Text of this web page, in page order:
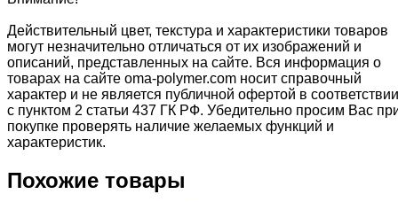
Действительный цвет, текстура и характеристики товаров
могут незначительно отличаться от их изображений и
описаний, представленных на сайте. Вся информация о
товарах на сайте oma-polymer.com носит справочный
характер и не является публичной офертой в соответствии
с пунктом 2 статьи 437 ГК РФ. Убедительно просим Вас
покупке проверять наличие желаемых функций и
характеристик.
Похожие товары